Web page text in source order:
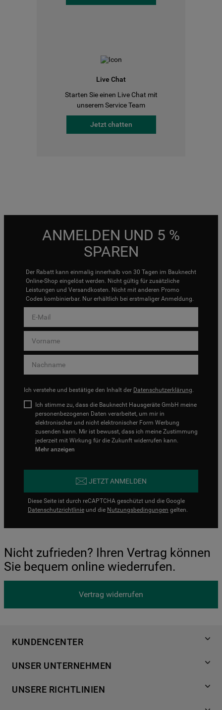
Live Chat
Starten Sie einen Live Chat mit
unserem Service Team
Jetzt chatten
ANMELDEN UND 5 %
SPAREN
Der Rabatt kann einmalig innerhalb von 30 Tagen im Bauknecht
Online-Shop eingelöst werden. Nicht gültig für zusätzliche
Leistungen und Versandkosten. Nicht mit anderen Promo
Codes kombinierbar. Nur erhältlich bei erstmaliger Anmeldung.
Ich verstehe und bestätige den Inhalt der Datenschutzerklärung.
Ich stimme zu, dass die Bauknecht Hausgeräte GmbH meine
personenbezogenen Daten verarbeitet, um mir in
elektronischer und nicht elektronischer Form Werbung
zusenden kann. Mir ist bewusst, dass ich meine Zustimmung
jederzeit mit Wirkung für die Zukunft widerrufen kann.
Mehr anzeigen
JETZT ANMELDEN
Diese Seite ist durch reCAPTCHA geschützt und die Google
Datenschutzrichtlinie und die Nutzungsbedingungen gelten.
Nicht zufrieden? Ihren Vertrag können
Sie bequem online wiederrufen.
Vertrag widerrufen
KUNDENCENTER
Händlersuche
Häufige Fragen
UNSER UNTERNEHMEN
Für Händler
UNSERE RICHTLINIEN